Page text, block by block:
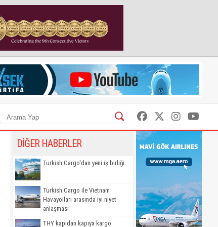
DİĞER HABERLER
Turkish Cargo'dan yeni iş birliği
Turkish Cargo ile Vietnam
Havayolları arasında iyi niyet
anlaşması
THY kapıdan kapıya kargo